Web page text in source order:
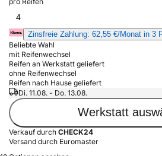
4
Zinsfreie Zahlung: 62,55 €/Monat in 3
Beliebte Wahl
mit Reifenwechsel
Reifen an Werkstatt geliefert
ohne Reifenwechsel
Reifen nach Hause geliefert
Di. 11.08. - Do. 13.08.
Werkstatt
Verkauf durch CHECK24
Versand durch Euromaster